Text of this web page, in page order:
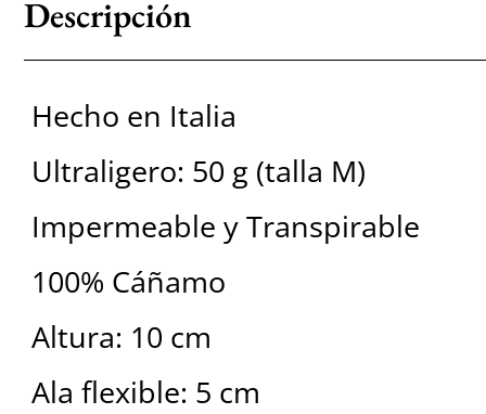
Descripción
Hecho en Italia
Ultraligero: 50 g (talla M)
Impermeable y Transpirable
100% Cáñamo
Altura: 10 cm
Ala flexible: 5 cm